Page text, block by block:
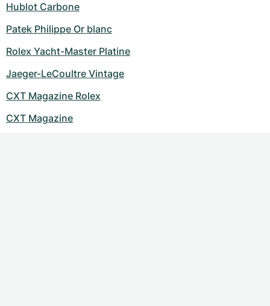
Hublot Carbone
Patek Philippe Or blanc
Rolex Yacht-Master Platine
Jaeger-LeCoultre Vintage
CXT Magazine Rolex
CXT Magazine